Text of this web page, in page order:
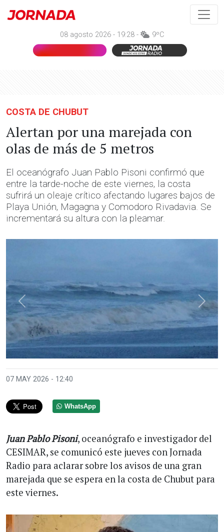
08 agosto 2026 - 19:28 - 9ºC
COSTA DE CHUBUT
Alertan por una marejada con
olas de más de 5 metros
El oceanógrafo Juan Pablo Pisoni confirmó que
entre la tarde-noche de este viernes, la costa
sufrirá un oleaje crítico afectando lugares bajos de
Playa Unión, Magagna y Comodoro Rivadavia. Se
incrementará su altura con la pleamar.
Anterior
07 MAY 2026 - 12:40
WhatsApp
Juan Pablo Pisoni, oceanógrafo e investigador del
CESIMAR, se comunicó este jueves con Jornada
Radio para aclarar sobre los avisos de una gran
marejada que se espera en la costa de Chubut para
este viernes.